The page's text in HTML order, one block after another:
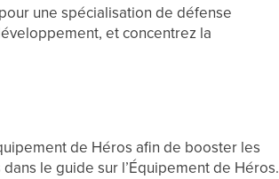
une spécialisation de défense
et concentrez la
de Héros afin de booster les
le guide sur l’Équipement de Héros.